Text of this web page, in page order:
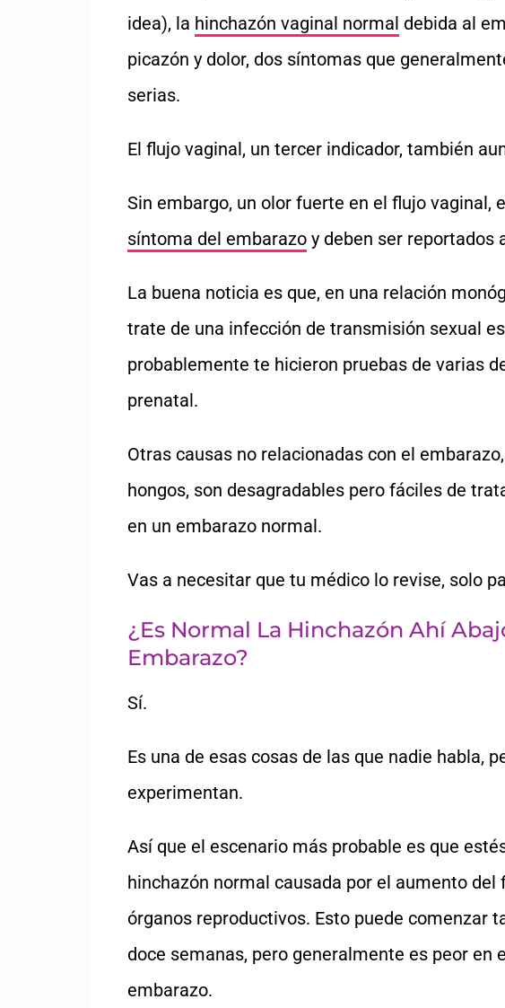
idea), la hinchazón vaginal normal debida al
picazón y dolor, dos síntomas que
serias.
El flujo vaginal, un tercer indicador, también
Sin embargo, un olor fuerte en el flujo vaginal,
síntoma del embarazo y deben ser reportados
La buena noticia es que, en una relación
trate de una infección de transmisión sexual
probablemente te hicieron pruebas de varias
prenatal.
Otras causas no relacionadas con el
hongos, son desagradables pero fáciles de
en un embarazo normal.
Vas a necesitar que tu médico lo revise, solo
¿Es Normal La Hinchazón Ahí
Embarazo?
Sí.
Es una de esas cosas de las que nadie habla,
experimentan.
Así que el escenario más probable es que
hinchazón normal causada por el aumento del
órganos reproductivos. Esto puede comenzar
doce semanas, pero generalmente es peor en
embarazo.